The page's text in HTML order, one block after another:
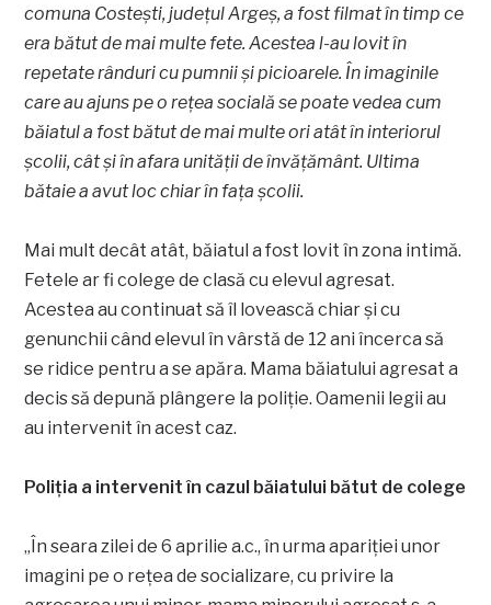
comuna Costești, județul Argeș, a fost filmat în timp ce
era bătut de mai multe fete. Acestea l-au lovit în
repetate rânduri cu pumnii și picioarele. În imaginile
care au ajuns pe o rețea socială se poate vedea cum
băiatul a fost bătut de mai multe ori atât în interiorul
școlii, cât și în afara unității de învățământ. Ultima
bătaie a avut loc chiar în fața școlii.
Mai mult decât atât, băiatul a fost lovit în zona intimă.
Fetele ar fi colege de clasă cu elevul agresat.
Acestea au continuat să îl lovească chiar și cu
genunchii când elevul în vârstă de 12 ani încerca să
se ridice pentru a se apăra. Mama băiatului agresat a
decis să depună plângere la poliție. Oamenii legii au
au intervenit în acest caz.
Poliția a intervenit în cazul băiatului bătut de colege
„În seara zilei de 6 aprilie a.c., în urma apariţiei unor
imagini pe o reţea de socializare, cu privire la